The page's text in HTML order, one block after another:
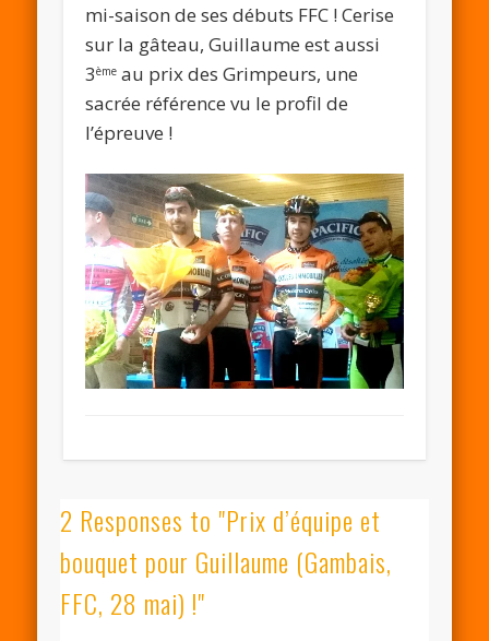
mi-saison de ses débuts FFC ! Cerise
sur la gâteau, Guillaume est aussi
3ème au prix des Grimpeurs, une
sacrée référence vu le profil de
l’épreuve !
2 Responses to "Prix d’équipe et
bouquet pour Guillaume (Gambais,
FFC, 28 mai) !"